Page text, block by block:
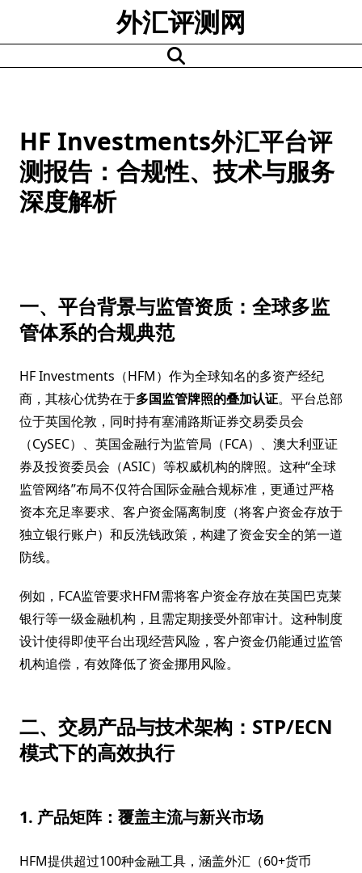
content
外汇评测网
HF Investments外汇平台评
测报告：合规性、技术与服务
深度解析
一、平台背景与监管资质：全球多监
管体系的合规典范
HF Investments（HFM）作为全球知名的多资产经纪
商，其核心优势在于多国监管牌照的叠加认证。平台总部
位于英国伦敦，同时持有塞浦路斯证券交易委员会
（CySEC）、英国金融行为监管局（FCA）、澳大利亚证
券及投资委员会（ASIC）等权威机构的牌照。这种“全球
监管网络”布局不仅符合国际金融合规标准，更通过严格
资本充足率要求、客户资金隔离制度（将客户资金存放于
独立银行账户）和反洗钱政策，构建了资金安全的第一道
防线。
例如，FCA监管要求HFM需将客户资金存放在英国巴克莱
银行等一级金融机构，且需定期接受外部审计。这种制度
设计使得即使平台出现经营风险，客户资金仍能通过监管
机构追偿，有效降低了资金挪用风险。
二、交易产品与技术架构：STP/ECN
模式下的高效执行
1. 产品矩阵：覆盖主流与新兴市场
HFM提供超过100种金融工具，涵盖外汇（60+货币